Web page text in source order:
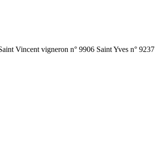
Vincent vigneron n° 9906 Saint Yves n° 9237